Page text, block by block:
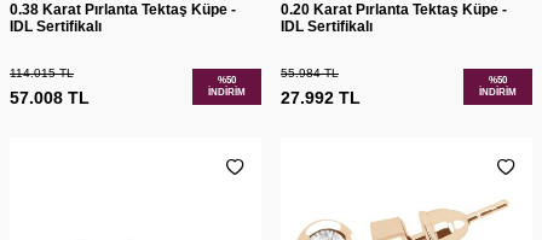
0.38 Karat Pırlanta Tektaş Küpe -
IDL Sertifikalı
114.015TL
57.008 TL
%50
İNDIRIM
0.20 Karat Pırlanta Tektaş Küpe -
IDL Sertifikalı
55.984TL
27.992 TL
%50
İNDIRIM